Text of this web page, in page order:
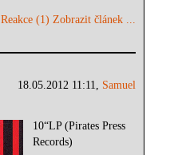
Reakce (1) Zobrazit článek ...
18.05.2012 11:11, Samuel
10“LP (Pirates Press
Records)